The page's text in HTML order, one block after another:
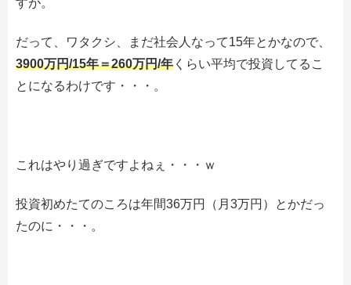
だって、ワタクシ、まだ社会人なって15年とかなので、
3900万円/15年＝260万円/年 くらい平均で投資してるこ
とになるわけです・・・。
これはやり過ぎですよねぇ・・・ｗ
投資初めたてのころは年間36万円（月3万円）とかだっ
たのに・・・。